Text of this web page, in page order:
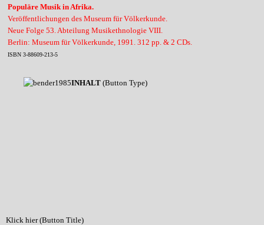
Populäre Musik in Afrika.
Veröffentlichungen des Museum für Völkerkunde.
Neue Folge 53. Abteilung Musikethnologie VIII.
Berlin: Museum für Völkerkunde, 1991. 312 pp. & 2 CDs.
ISBN 3-88609-213-5
INHALT (Button Type)
Klick hier (Button Title)